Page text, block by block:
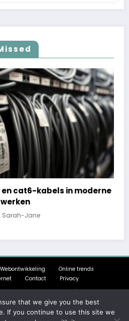
in moderne
Kies
Webontwikkeling
Online trends
Contact
Privacy
WordPressTheme 2026 | Powered By
that we give you the best
If you continue to use this site we